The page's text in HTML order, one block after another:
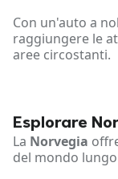
Con un'auto a
raggiungere le
aree circostanti.
Esplorare
La Norvegia
del mondo